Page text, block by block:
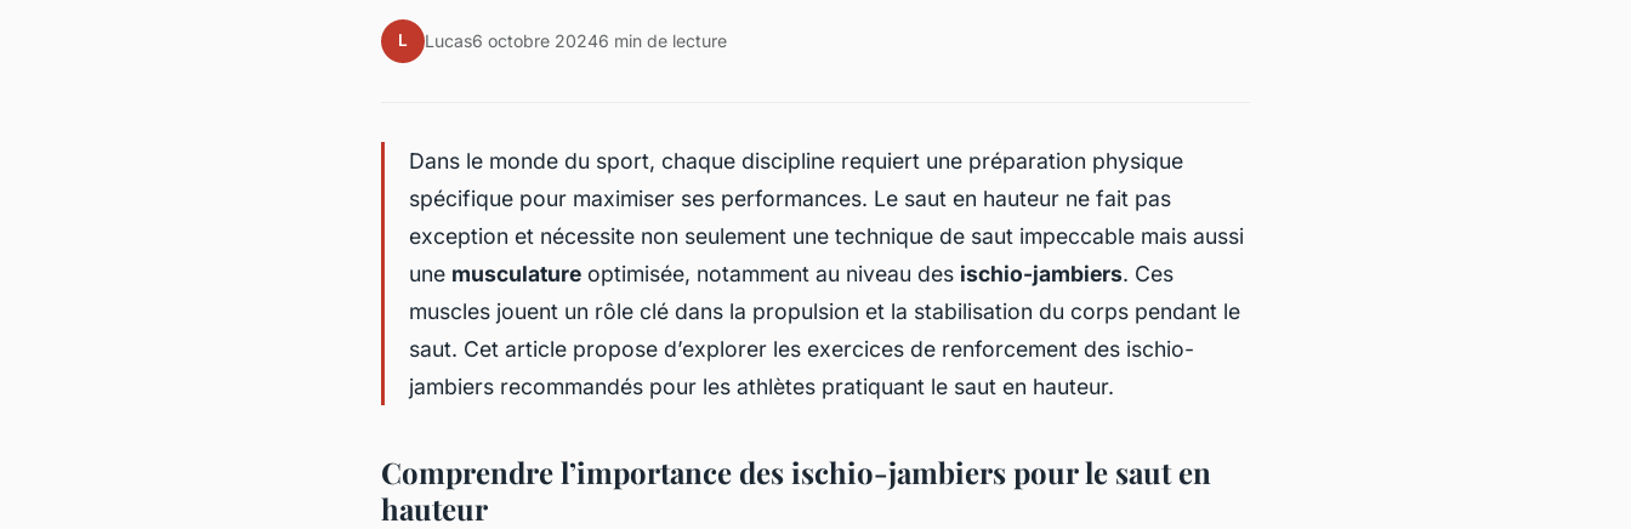
L Lucas6 octobre 20246 min de lecture
Dans le monde du sport, chaque discipline requiert une préparation physique
spécifique pour maximiser ses performances. Le saut en hauteur ne fait pas
exception et nécessite non seulement une technique de saut impeccable mais aussi
une musculature optimisée, notamment au niveau des ischio-jambiers. Ces
muscles jouent un rôle clé dans la propulsion et la stabilisation du corps pendant le
saut. Cet article propose d’explorer les exercices de renforcement des ischio-
jambiers recommandés pour les athlètes pratiquant le saut en hauteur.
Comprendre l’importance des ischio-jambiers pour le saut en
hauteur